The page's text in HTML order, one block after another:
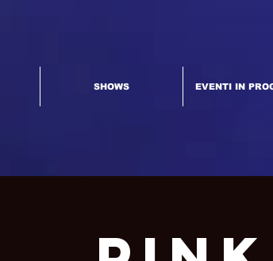
SHOWS EVENTI IN